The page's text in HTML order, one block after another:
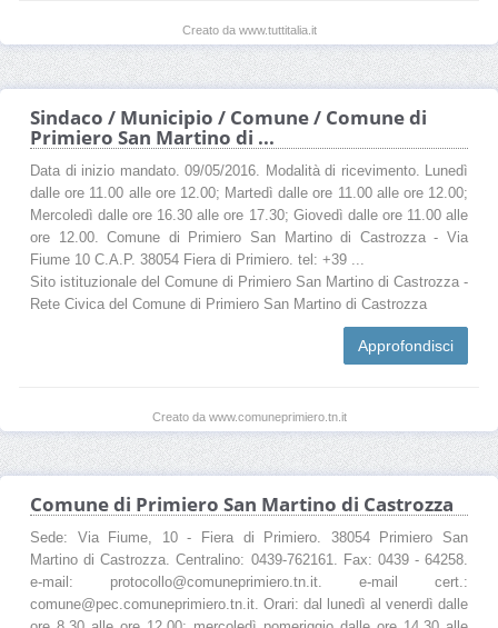
Creato da www.tuttitalia.it
Sindaco / Municipio / Comune / Comune di
Primiero San Martino di ...
Data di inizio mandato. 09/05/2016. Modalità di ricevimento. Lunedì
dalle ore 11.00 alle ore 12.00; Martedì dalle ore 11.00 alle ore 12.00;
Mercoledì dalle ore 16.30 alle ore 17.30; Giovedì dalle ore 11.00 alle
ore 12.00. Comune di Primiero San Martino di Castrozza - Via
Fiume 10 C.A.P. 38054 Fiera di Primiero. tel: +39 ...
Sito istituzionale del Comune di Primiero San Martino di Castrozza -
Rete Civica del Comune di Primiero San Martino di Castrozza
Approfondisci
Creato da www.comuneprimiero.tn.it
Comune di Primiero San Martino di Castrozza
Sede: Via Fiume, 10 - Fiera di Primiero. 38054 Primiero San
Martino di Castrozza. Centralino: 0439-762161. Fax: 0439 - 64258.
e-mail: protocollo@comuneprimiero.tn.it. e-mail cert.:
comune@pec.comuneprimiero.tn.it. Orari: dal lunedì al venerdì dalle